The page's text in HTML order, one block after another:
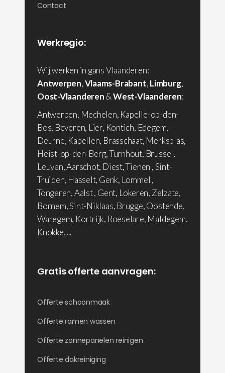
Contact
Werkregio:
Wij werken in gans Vlaanderen:
Antwerpen,Vlaams-Brabant,Limburg,
Oost-Vlaanderen&West-Vlaanderen:
Antwerpen, Mechelen, Kapelle-op-den-
Bos, Beveren, Lier, Kontich, Edegem,
Deurne, Kapellen, Brasschaat, Merksplas,
Heist-op-den-Berg, Turnhout, Brussel,
Leuven, Aarschot, Diest, Tienen , Sint-
Truiden, Hasselt, Genk, Lommel ,
Tongeren, Aalst , Gent, Lokeren, Zelzate,
Bornem, Sint-Niklaas, Brugge, Oostende,
Waregem, Kortrijk, Roeselare, Maldegem,
Knokke, ...
Gratis offerte aanvragen:
Offerte schoonmaak
Offerte ramen wassen
Offerte zonnepanelen reinigen
Offerte dakreiniging